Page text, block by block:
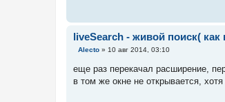
liveSearch - живой поиск( как
С
б
щ
Alecto » 10 авг 2014, 03:10
еще раз перекачал расширение,
в том же окне не открывается,